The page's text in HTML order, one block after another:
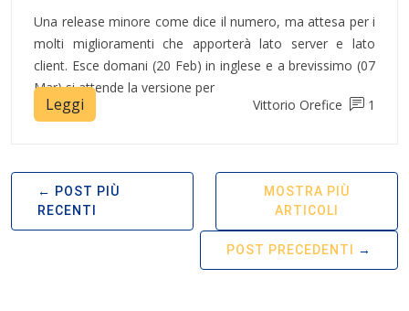
Una release minore come dice il numero, ma attesa per i
molti miglioramenti che apporterà lato server e lato
client. Esce domani (20 Feb) in inglese e a brevissimo (07
Mar) si attende la versione per
Leggi Vittorio Orefice 1
POST PIÙ
RECENTI
MOSTRA PIÙ
ARTICOLI
POST PRECEDENTI